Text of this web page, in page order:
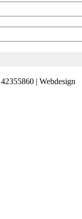
| Webdesign